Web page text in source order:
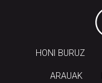
HONI BURUZ
ARAUAK